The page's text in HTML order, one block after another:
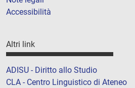
Accessibilità
Altri link
ADISU - Diritto allo Studio
CLA - Centro Linguistico di Ateneo